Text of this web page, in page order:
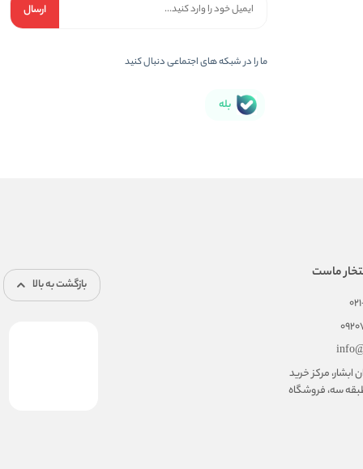
ارسال
ما را در شبکه های اجتماعی دنبال کنید
بله
ماست
مرکز خرید
سه، فروشگاه
بازگشت به بالا